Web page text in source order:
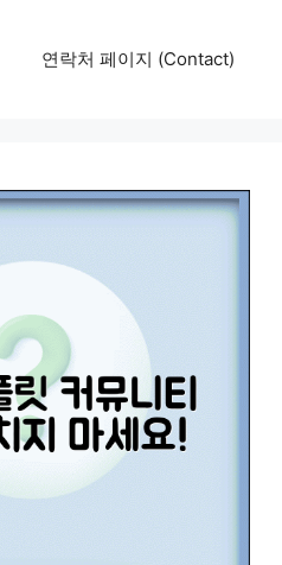
연락처 페이지 (Contact)